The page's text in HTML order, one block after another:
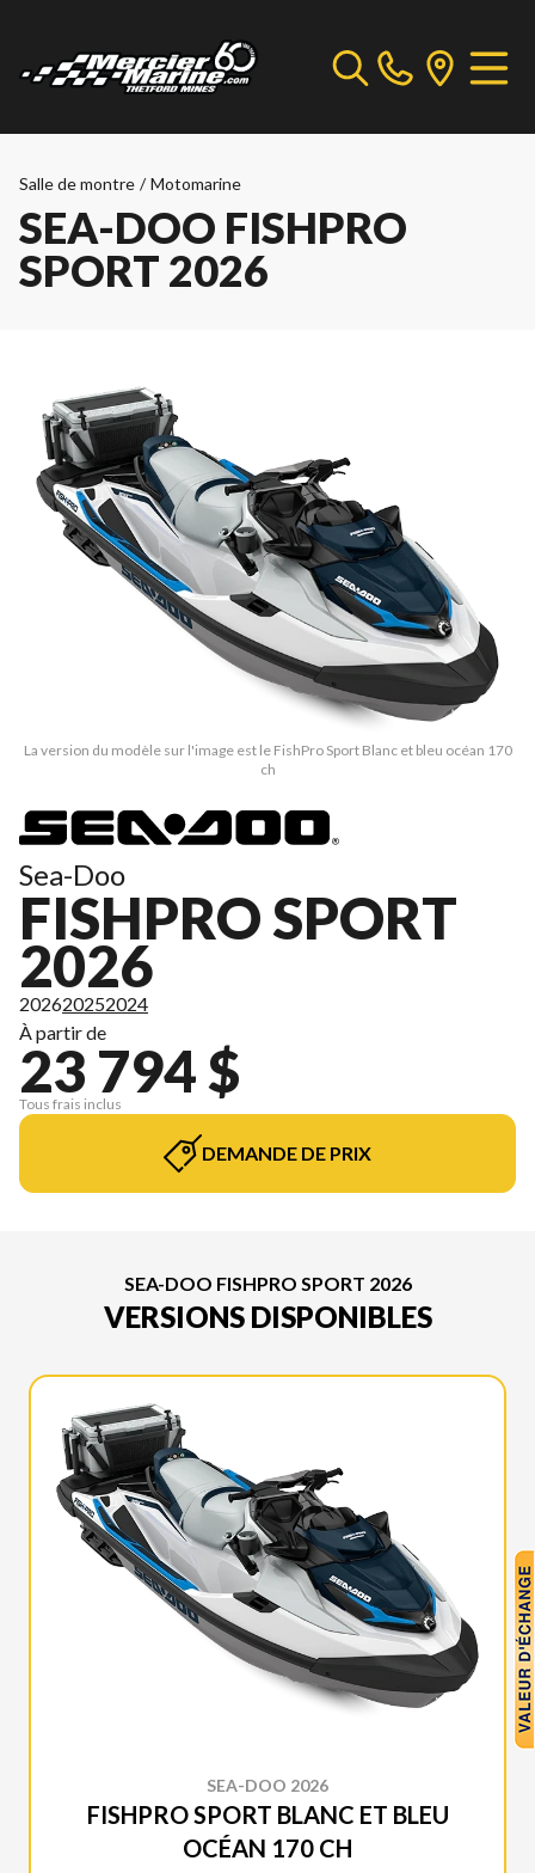
Salle de montre / Motomarine
SEA-DOO FISHPRO
SPORT 2026
La version du modèle sur l'image est le FishPro Sport Blanc et bleu océan 170
ch
Sea-Doo
FISHPRO SPORT
2026
202620252024
À partir de
23 794 $
Tous frais inclus
DEMANDE DE PRIX
SEA-DOO FISHPRO SPORT 2026
VERSIONS DISPONIBLES
SEA-DOO 2026
FISHPRO SPORT BLANC ET BLEU
OCÉAN 170 CH